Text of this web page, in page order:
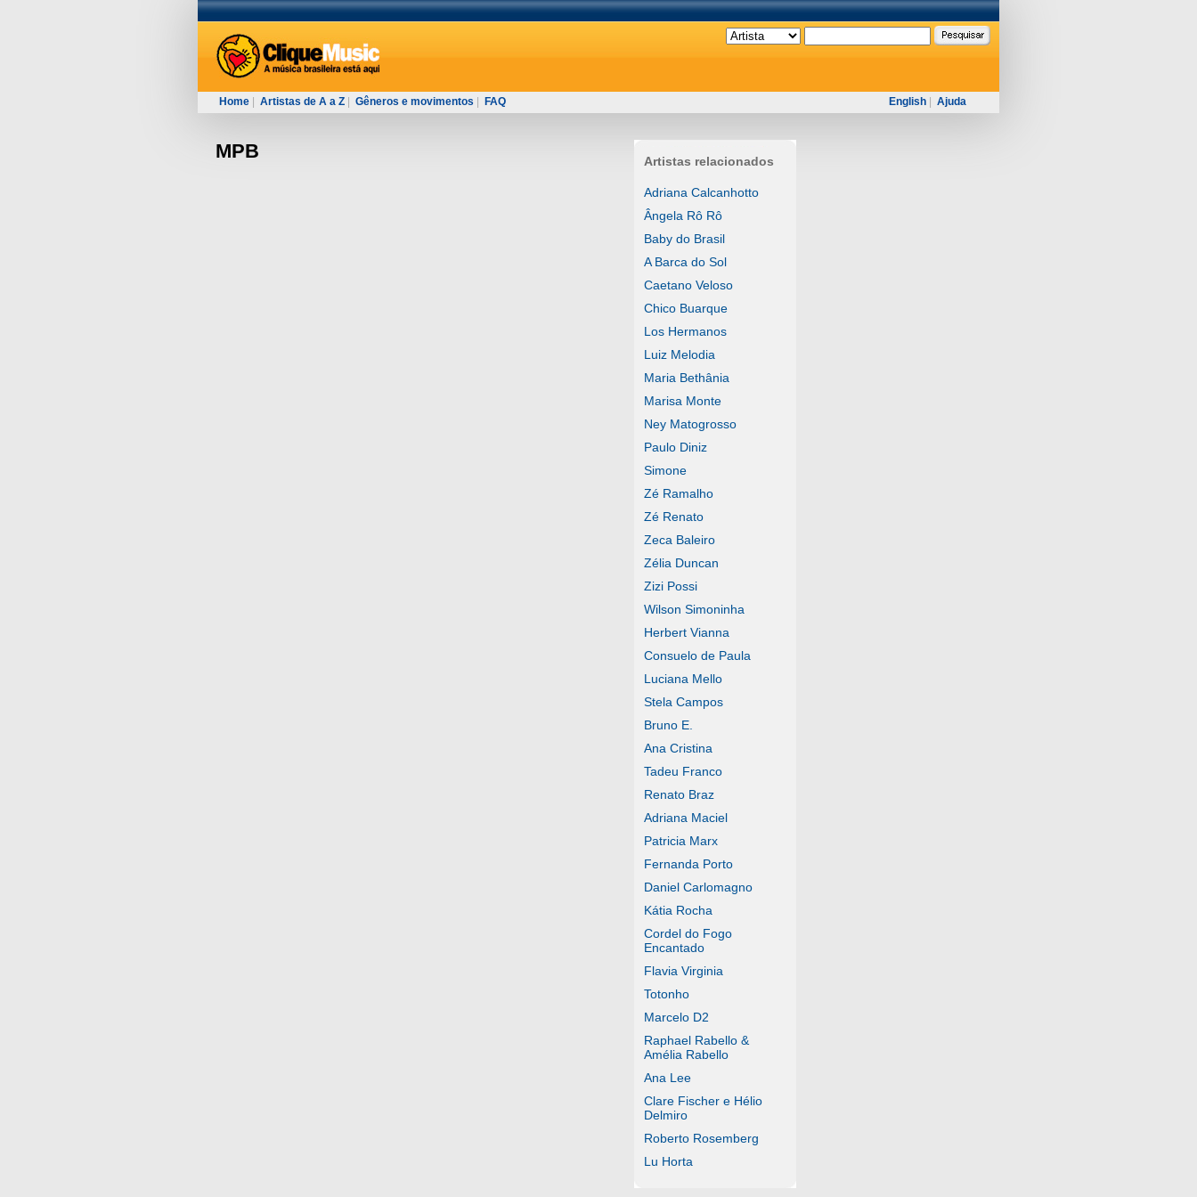
Home Artistas de A a Z Gêneros e movimentos FAQ English Ajuda
MPB Artistas relacionados
Adriana Calcanhotto
Ângela Rô Rô
Baby do Brasil
A Barca do Sol
Caetano Veloso
Chico Buarque
Los Hermanos
Luiz Melodia
Maria Bethânia
Marisa Monte
Ney Matogrosso
Paulo Diniz
Simone
Zé Ramalho
Zé Renato
Zeca Baleiro
Zélia Duncan
Zizi Possi
Wilson Simoninha
Herbert Vianna
Consuelo de Paula
Luciana Mello
Stela Campos
Bruno E.
Ana Cristina
Tadeu Franco
Renato Braz
Adriana Maciel
Patricia Marx
Fernanda Porto
Daniel Carlomagno
Kátia Rocha
Cordel do Fogo
Encantado
Flavia Virginia
Totonho
Marcelo D2
Raphael Rabello &
Amélia Rabello
Ana Lee
Clare Fischer e Hélio
Delmiro
Roberto Rosemberg
Lu Horta